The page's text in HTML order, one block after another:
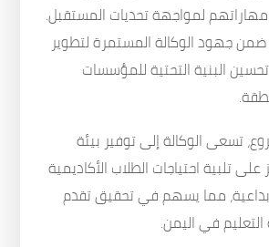
لمواجهة تحديات المستقبل.
جهود الوكالة المستمرة لتطوير
البنية التحتية للمؤسسات
تسعى الوكالة إلى توفير بيئة
تلبية احتياجات الطلاب الأكاديمية
مما يسهم في تحقيق تقدم
في اليمن.